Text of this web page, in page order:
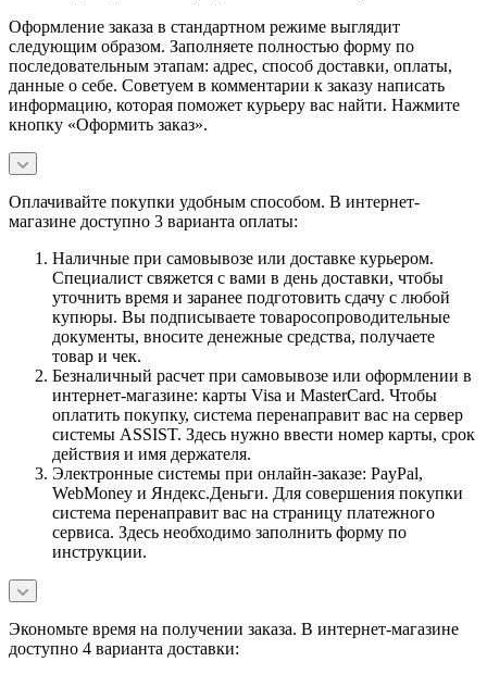
Оформление заказа в стандартном режиме выглядит
следующим образом. Заполняете полностью форму по
последовательным этапам: адрес, способ доставки, оплаты,
данные о себе. Советуем в комментарии к заказу написать
информацию, которая поможет курьеру вас найти. Нажмите
кнопку «Оформить заказ».
Оплачивайте покупки удобным способом. В интернет-
магазине доступно 3 варианта оплаты:
Наличные при самовывозе или доставке курьером.
Специалист свяжется с вами в день доставки, чтобы
уточнить время и заранее подготовить сдачу с любой
купюры. Вы подписываете товаросопроводительные
документы, вносите денежные средства, получаете
товар и чек.
Безналичный расчет при самовывозе или оформлении в
интернет-магазине: карты Visa и MasterCard. Чтобы
оплатить покупку, система перенаправит вас на сервер
системы ASSIST. Здесь нужно ввести номер карты, срок
действия и имя держателя.
Электронные системы при онлайн-заказе: PayPal,
WebMoney и Яндекс.Деньги. Для совершения покупки
система перенаправит вас на страницу платежного
сервиса. Здесь необходимо заполнить форму по
инструкции.
Экономьте время на получении заказа. В интернет-магазине
доступно 4 варианта доставки: